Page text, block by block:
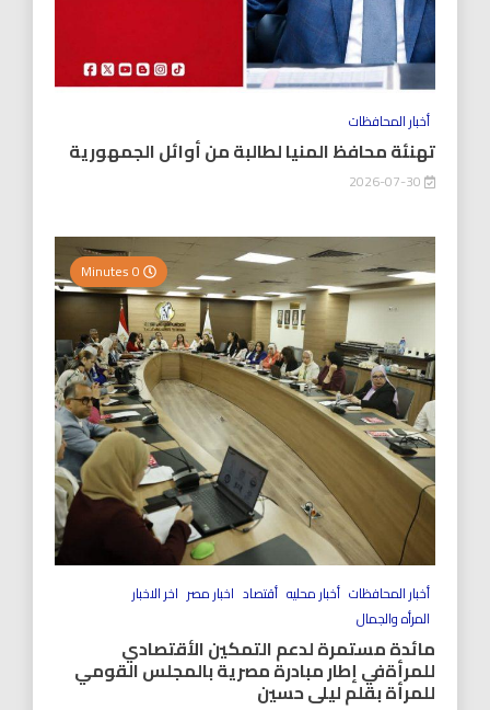
أخبار المحافظات
تهنئة محافظ المنيا لطالبة من أوائل الجمهورية
أخبار المحافظات أخبار محليه أقتصاد اخبار مصر اخر الاخبار
المرأه والجمال
مائدة مستمرة لدعم التمكين الأقتصادي
للمرأةفي إطار مبادرة مصرية بالمجلس القومي
للمرأة بقلم ليلى حسين